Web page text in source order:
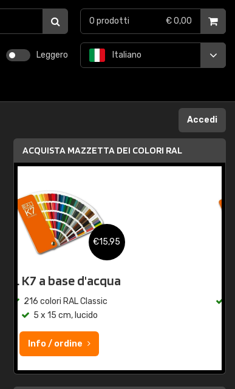
Leggero Italiano
0 prodotti € 0,00
Accedi
ACQUISTA MAZZETTA DEI COLORI RAL
RAL K7
216 colori RAL Classic
5 x 15 cm, lucido
Info / ordine